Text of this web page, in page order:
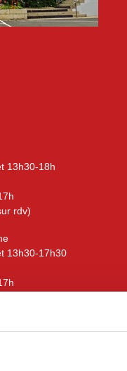
13h30-18h
rdv)
13h30-17h30